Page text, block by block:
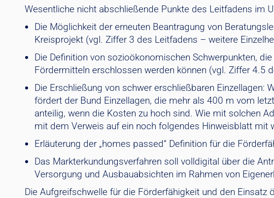
Wesentliche nicht abschließende Punkte des Leitfadens im
Die Möglichkeit der erneuten Beantragung von
Kreisprojekt (vgl. Ziffer 3 des Leitfadens – weitere
Die Definition von sozioökonomischen Schwerpunkten,
Fördermitteln erschlossen werden können (vgl. Ziffer 4.5
Die Erschließung von schwer erschließbaren Einzellagen:
fördert der Bund Einzellagen, die mehr als 400 m vom
anteilig, wenn die Kosten zu hoch sind. Wie mit solchen
mit dem Verweis auf ein noch folgendes Hinweisblatt mit
Erläuterung der „homes passed“ Definition für die
Das Markterkundungsverfahren soll volldigital über die
Versorgung und Ausbauabsichten im Rahmen von
Die Aufgreifschwelle für die Förderfähigkeit und den